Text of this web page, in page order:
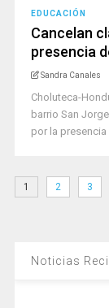
EDUCACIÓN
Cancelan
presencia
Sandra Canales
Choluteca-
barrio San
por la presencia
1 2 3
Noticias